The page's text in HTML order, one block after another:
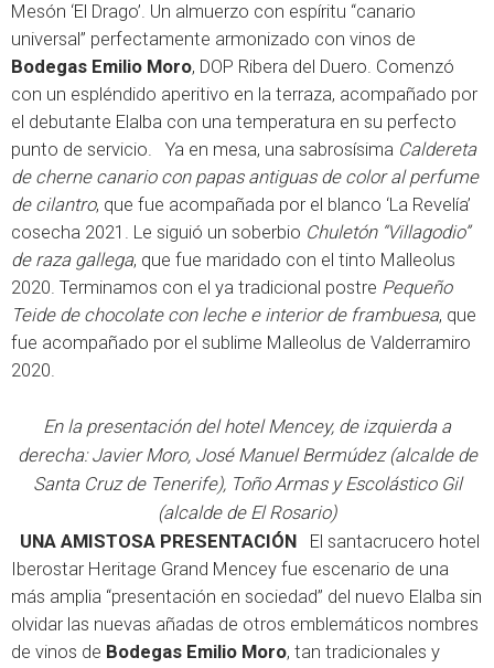
Mesón ‘El Drago’. Un almuerzo con espíritu “canario
universal” perfectamente armonizado con vinos de
Bodegas Emilio Moro, DOP Ribera del Duero. Comenzó
con un espléndido aperitivo en la terraza, acompañado por
el debutante Elalba con una temperatura en su perfecto
punto de servicio. Ya en mesa, una sabrosísima Caldereta
de cherne canario con papas antiguas de color al perfume
de cilantro, que fue acompañada por el blanco ‘La Revelía’
cosecha 2021. Le siguió un soberbio Chuletón “Villagodio”
de raza gallega, que fue maridado con el tinto Malleolus
2020. Terminamos con el ya tradicional postre Pequeño
Teide de chocolate con leche e interior de frambuesa, que
fue acompañado por el sublime Malleolus de Valderramiro
2020.
En la presentación del hotel Mencey, de izquierda a
derecha: Javier Moro, José Manuel Bermúdez (alcalde de
Santa Cruz de Tenerife), Toño Armas y Escolástico Gil
(alcalde de El Rosario)
UNA AMISTOSA PRESENTACIÓN El santacrucero hotel
Iberostar Heritage Grand Mencey fue escenario de una
más amplia “presentación en sociedad” del nuevo Elalba sin
olvidar las nuevas añadas de otros emblemáticos nombres
de vinos de Bodegas Emilio Moro, tan tradicionales y